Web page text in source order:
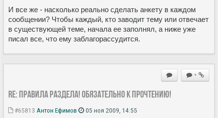
И все же - насколько реально сделать анкету в каждом
сообщении? Чтобы каждый, кто заводит тему или отвечает
в существующей теме, начала ее заполнял, а ниже уже
писал все, что ему заблагорассудится.
+
Re: Правила раздела! Обязательно к прочтению!
#65813 Антон Ефимов 05 ноя 2009, 14:55